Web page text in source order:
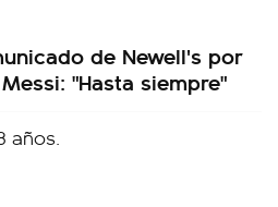
de Newell's por
"Hasta siempre"